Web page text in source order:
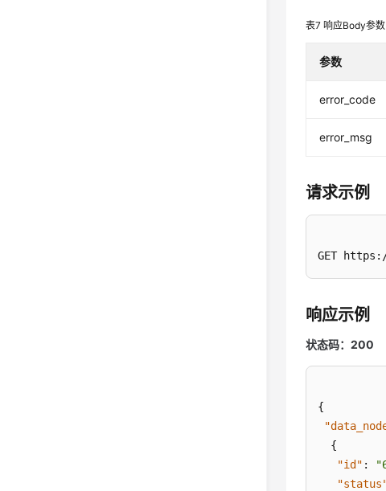
表7响应Body参数
参数
error_code
error_msg
请求示例
GET
响应示例
状态码：200
{
{
"id" :